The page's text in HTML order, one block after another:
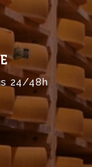
24/48h